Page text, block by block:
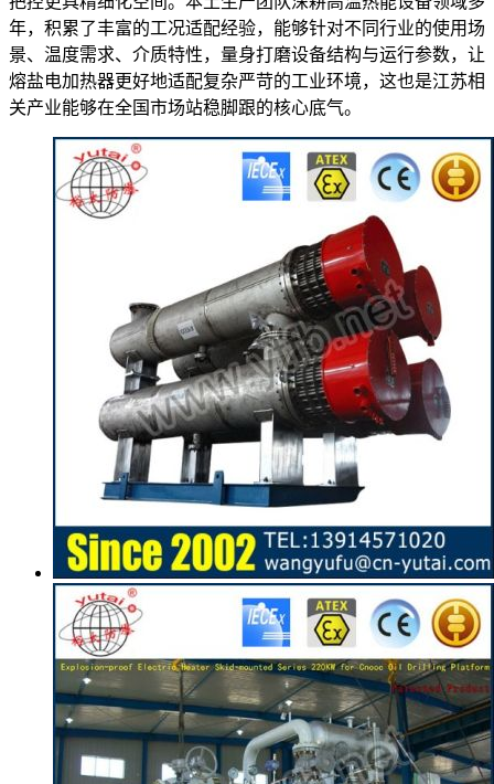
年，积累了丰富的工况适配经验，能够针对不同行业的使用场
景、温度需求、介质特性，量身打磨设备结构与运行参数，让
熔盐电加热器更好地适配复杂严苛的工业环境，这也是江苏相
关产业能够在全国市场站稳脚跟的核心底气。